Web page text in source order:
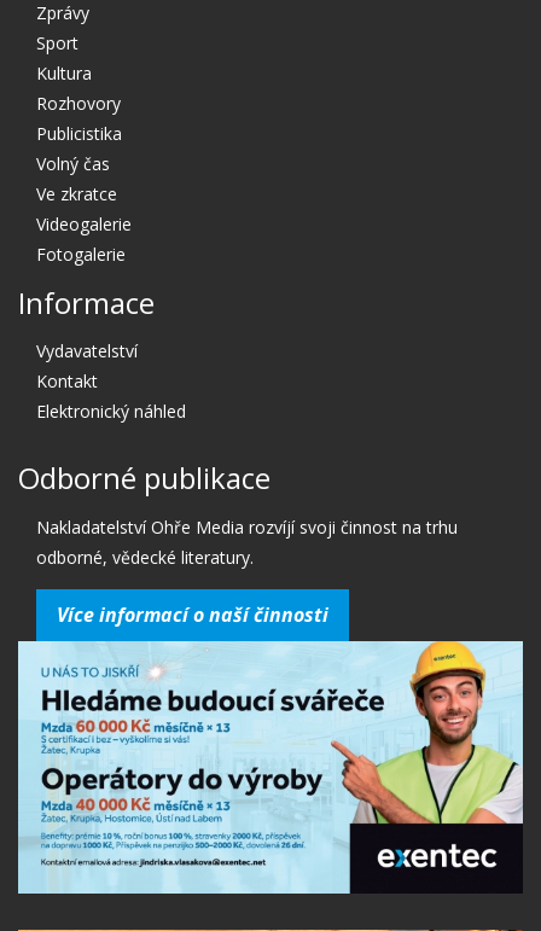
Zprávy
Sport
Kultura
Rozhovory
Publicistika
Volný čas
Ve zkratce
Videogalerie
Fotogalerie
Informace
Vydavatelství
Kontakt
Elektronický náhled
Odborné publikace
Nakladatelství Ohře Media rozvíjí svoji činnost na trhu
odborné, vědecké literatury.
Více informací o naší činnosti